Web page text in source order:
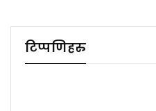
टिप्पणिहरु